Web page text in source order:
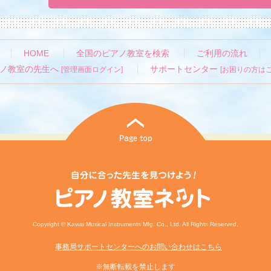
HOME 全国のピアノ教室を検索
ご利用の流れ
教室の先生へ [管理画面ログイン] サポートセンター [お困りの方は
Copyright © Kawai Musical Instruments Mfg. Co., Ltd. All Rights Reserved.
事務局サポートセンターへのお問い合わせはこちら
※無断転載を禁止します